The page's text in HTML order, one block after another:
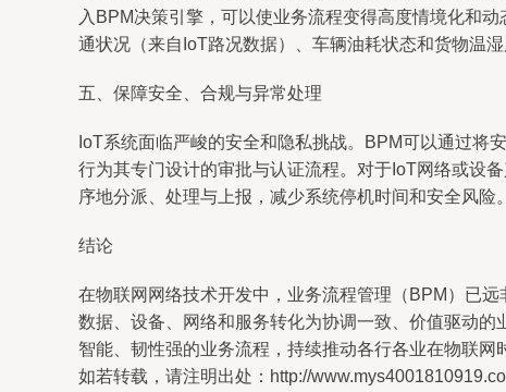
入BPM决策引擎，可以使业务流程变得高度情境化和
通状况（来自IoT路况数据）、车辆油耗状态和货物温
五、保障安全、合规与异常处理
IoT系统面临严峻的安全和隐私挑战。BPM可以通过将
行为其专门设计的审批与认证流程。对于IoT网络或设
序地分派、处理与上报，减少系统停机时间和安全风险。
结论
在物联网网络技术开发中，业务流程管理（BPM）已
数据、设备、网络和服务转化为协调一致、价值驱动
智能、韧性强的业务流程，持续推动各行各业在物联网
如若转载，请注明出处：http://